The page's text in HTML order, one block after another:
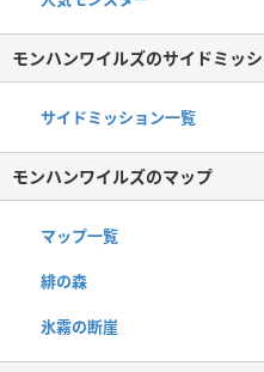
モンハンワイルズのサイドミッ
サイドミッション一覧
モンハンワイルズのマップ
マップ一覧
緋の森
氷霧の断崖